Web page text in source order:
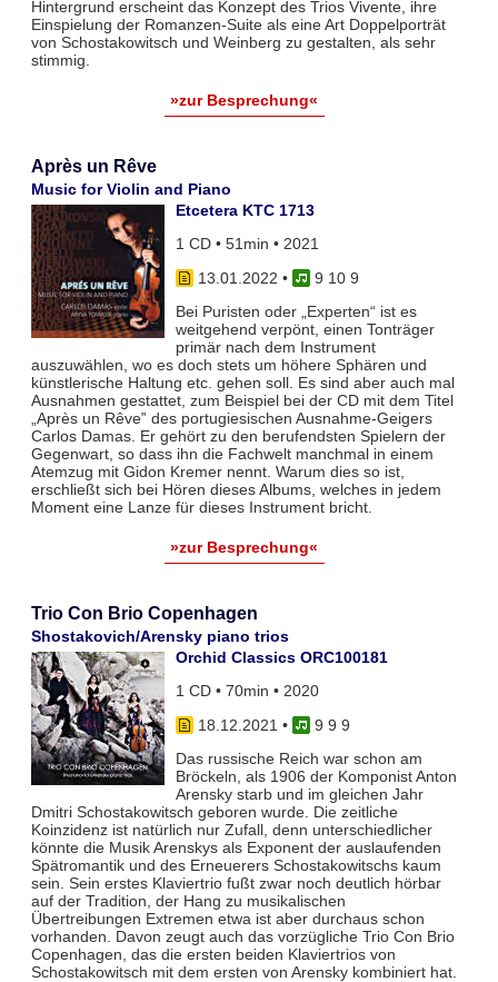
Hintergrund erscheint das Konzept des Trios Vivente, ihre
Einspielung der Romanzen-Suite als eine Art Doppelporträt
von Schostakowitsch und Weinberg zu gestalten, als sehr
stimmig.
»zur Besprechung«
Après un Rêve
Music for Violin and Piano
Etcetera KTC 1713
1 CD • 51min • 2021
13.01.2022 •
9 10 9
Bei Puristen oder „Experten“ ist es
weitgehend verpönt, einen Tonträger
primär nach dem Instrument
auszuwählen, wo es doch stets um höhere Sphären und
künstlerische Haltung etc. gehen soll. Es sind aber auch mal
Ausnahmen gestattet, zum Beispiel bei der CD mit dem Titel
„Après un Rêve‟ des portugiesischen Ausnahme-Geigers
Carlos Damas. Er gehört zu den berufendsten Spielern der
Gegenwart, so dass ihn die Fachwelt manchmal in einem
Atemzug mit Gidon Kremer nennt. Warum dies so ist,
erschließt sich bei Hören dieses Albums, welches in jedem
Moment eine Lanze für dieses Instrument bricht.
»zur Besprechung«
Trio Con Brio Copenhagen
Shostakovich/Arensky piano trios
Orchid Classics ORC100181
1 CD • 70min • 2020
18.12.2021 •
9 9 9
Das russische Reich war schon am
Bröckeln, als 1906 der Komponist Anton
Arensky starb und im gleichen Jahr
Dmitri Schostakowitsch geboren wurde. Die zeitliche
Koinzidenz ist natürlich nur Zufall, denn unterschiedlicher
könnte die Musik Arenskys als Exponent der auslaufenden
Spätromantik und des Erneuerers Schostakowitschs kaum
sein. Sein erstes Klaviertrio fußt zwar noch deutlich hörbar
auf der Tradition, der Hang zu musikalischen
Übertreibungen Extremen etwa ist aber durchaus schon
vorhanden. Davon zeugt auch das vorzügliche Trio Con Brio
Copenhagen, das die ersten beiden Klaviertrios von
Schostakowitsch mit dem ersten von Arensky kombiniert hat.